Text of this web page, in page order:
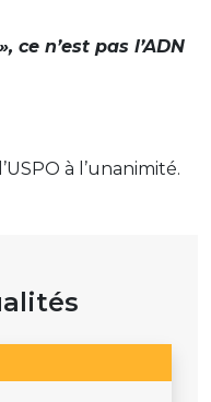
ce n’est pas l’ADN
à l’unanimité.